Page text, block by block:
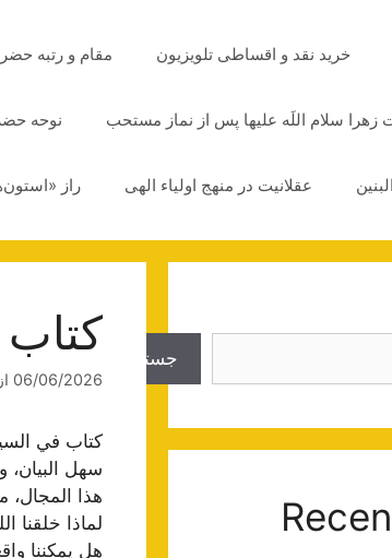
خرید نقد و اقساطی تلویزیون مقام و رتبه
سلام اللَه علیها پس از نماز مستحب نوحه
عقلانیت در منهج اولیاء الهی راز
كتاب
06/06/2026 از
كتاب في
سهل البيان،
هذا المجال،
لماذا خلقنا
هل يمكننا
جستجو